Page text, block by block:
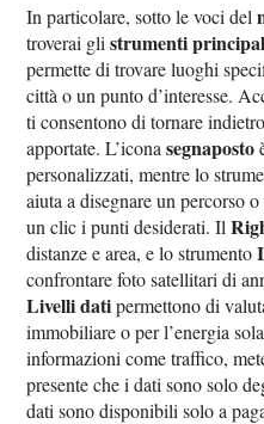
In particolare, sotto le voci del
troverai glistrumenti
permette di trovare luoghi
città o un punto d’interesse.
ti consentono di tornare
apportate. L’iconasegnaposto
personalizzati, mentre lo
aiuta a disegnare un percorso
un clic i punti desiderati. Il
distanze e area, e lo strumento
confrontare foto satellitari di
Livelli datipermettono di
immobiliare o per l’energia
informazioni come traffico,
presente che i dati sono solo
dati sono disponibili solo a